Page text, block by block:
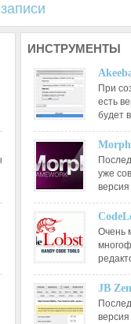
ИНСТРУМЕНТЫ
При
есть
будет
уже
Очень
JB